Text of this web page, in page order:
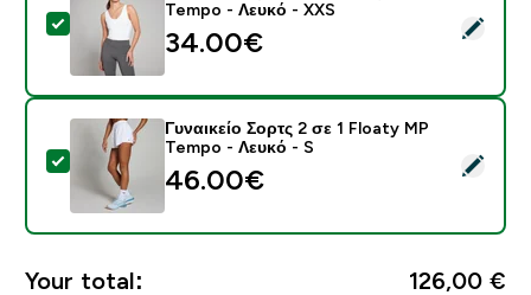
Select this product - Γυναικείο Αμάνικο Μπλουζάκι
Tempo - Λευκό - XXS
34.00€‎
Select this product - Γυναικείο Σορτς 2 σε 1 Floaty
Γυναικείο Σορτς 2 σε 1 Floaty MP
Tempo - Λευκό - S
46.00€‎
Your total: 126,00 €‎